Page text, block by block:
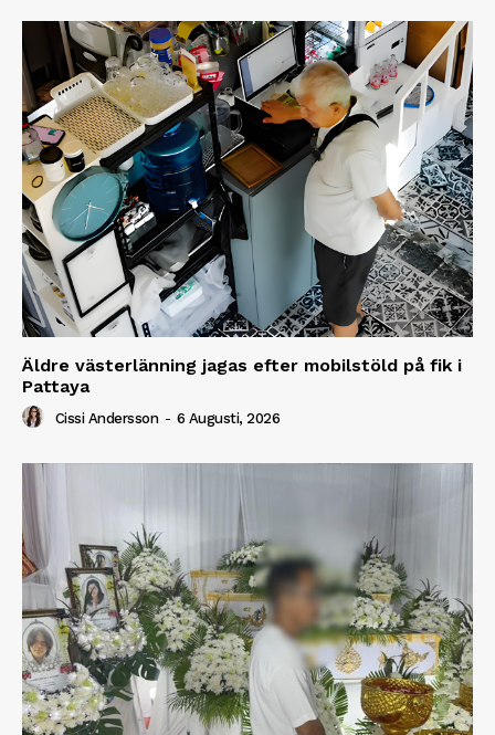
Äldre västerlänning jagas efter mobilstöld på fik i
Pattaya
Cissi Andersson - 6 Augusti, 2026